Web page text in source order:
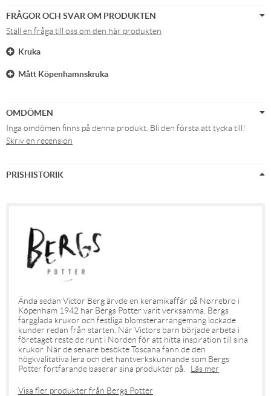
FRÅGOR OCH SVAR OM PRODUKTEN
Ställ en fråga till oss om den här produkten
Kruka
Mått Köpenhamnskruka
OMDÖMEN
Inga omdömen finns på denna produkt. Bli den första att tycka till!
Skriv en recension
PRISHISTORIK
Ända sedan Victor Berg ärvde en keramikaffär på Nørrebro i
Köpenham 1942 har Bergs Potter varit verksamma. Bergs
färgglada krukor och festliga blomsterarrangemang lockade
kunder redan från starten. När Victors barn började arbeta i
företaget reste de runt i Norden för att hitta inspiration till sina
krukor. När de senare besökte Toscana fann de den
högkvalitativa lera och det hantverkskunnande som Bergs
Potter fortfarande baserar sina produkter på. Läs mer
Visa fler produkter från Bergs Potter